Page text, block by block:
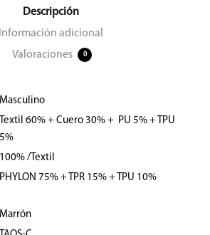
Descripción
Información adicional
Valoraciones
0
Masculino
Textil 60% + Cuero 30% + PU 5% + TPU
5%
100% /Textil
PHYLON 75% + TPR 15% + TPU 10%
Marrón